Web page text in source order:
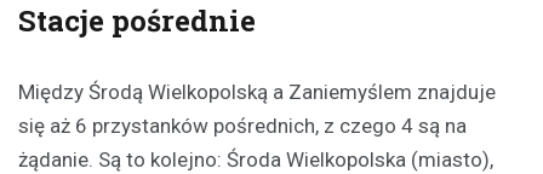
Stacje pośrednie
Między Środą Wielkopolską a Zaniemyślem znajduje
się aż 6 przystanków pośrednich, z czego 4 są na
żądanie. Są to kolejno: Środa Wielkopolska (miasto),